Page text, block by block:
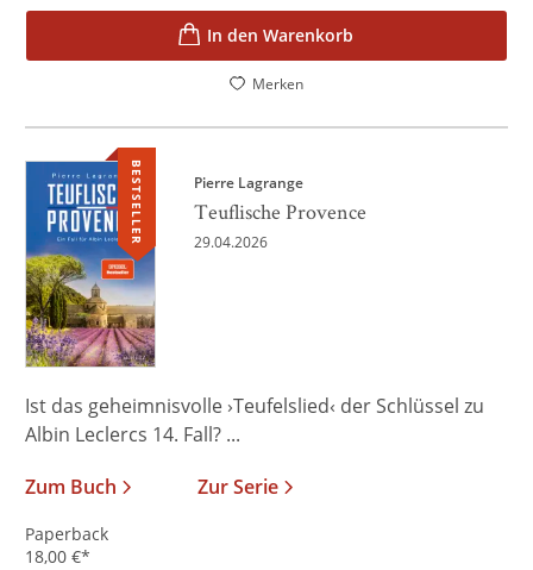
In den Warenkorb
Merken
BESTSELLER Pierre Lagrange
Teuflische Provence
29.04.2026
Ist das geheimnisvolle ›Teufelslied‹ der Schlüssel zu
Albin Leclercs 14. Fall? ...
Zum Buch
Zur Serie
Paperback
18,00 €*